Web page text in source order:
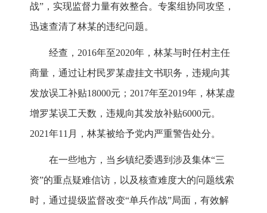
战”，实现监督力量有效整合。专案组协同攻坚，
迅速查清了林某的违纪问题。
经查，2016年至2020年，林某与时任村主任
商量，通过让村民罗某虚挂文书职务，违规向其
发放误工补贴18000元；2017年至2019年，林某虚
增罗某误工天数，违规向其发放补贴6000元。
2021年11月，林某被给予党内严重警告处分。
在一些地方，当乡镇纪委遇到涉及集体“三
资”的重点疑难信访，以及核查难度大的问题线索
时，通过提级监督改变“单兵作战”局面，有效解